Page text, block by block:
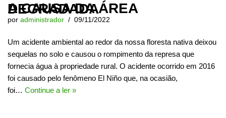
A CAUSA DA ÁREA DEGRADADA
por administrador 09/11/2022
Um acidente ambiental ao redor da nossa floresta nativa deixou
sequelas no solo e causou o rompimento da represa que
fornecia água à propriedade rural. O acidente ocorrido em 2016
foi causado pelo fenômeno El Niño que, na ocasião,
foi… Continue a ler »